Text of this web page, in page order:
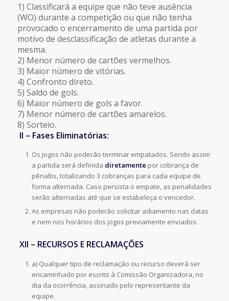
1) Classificará a equipe que não teve ausência
(WO) durante a competição ou que não tenha
provocado o encerramento de uma partida por
motivo de desclassificação de atletas durante a
mesma.
2) Menor número de cartões vermelhos.
3) Maior número de vitórias.
4) Confronto direto.
5) Saldo de gols.
6) Maior número de gols a favor.
7) Menor número de cartões amarelos.
8) Sorteio.
II – Fases Eliminatórias:
Os jogos não poderão terminar empatados. Sendo assim
a partida será definida diretamente por cobrança de
pênaltis, totalizando 3 cobranças para cada equipe de
forma alternada. Caso persista o empate, as penalidades
serão alternadas até que se estabeleça o vencedor.
As empresas não poderão solicitar adiamento nas datas
e nem nos horários dos jogos previamente enviados.
XII – RECURSOS E RECLAMAÇÕES
a) Qualquer tipo de reclamação ou recurso deverá ser
encaminhado por escrito à Comissão Organizadora, no
dia da ocorrência, assinado pelo representante da
equipe.